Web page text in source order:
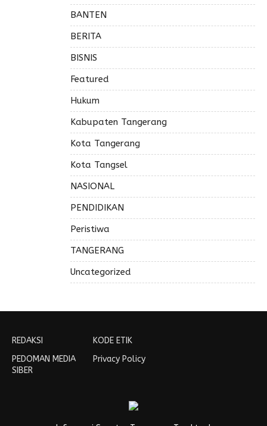
BANTEN
BERITA
BISNIS
Featured
Hukum
Kabupaten Tangerang
Kota Tangerang
Kota Tangsel
NASIONAL
PENDIDIKAN
Peristiwa
TANGERANG
Uncategorized
REDAKSI
PEDOMAN MEDIA
SIBER
KODE ETIK
Privacy Policy